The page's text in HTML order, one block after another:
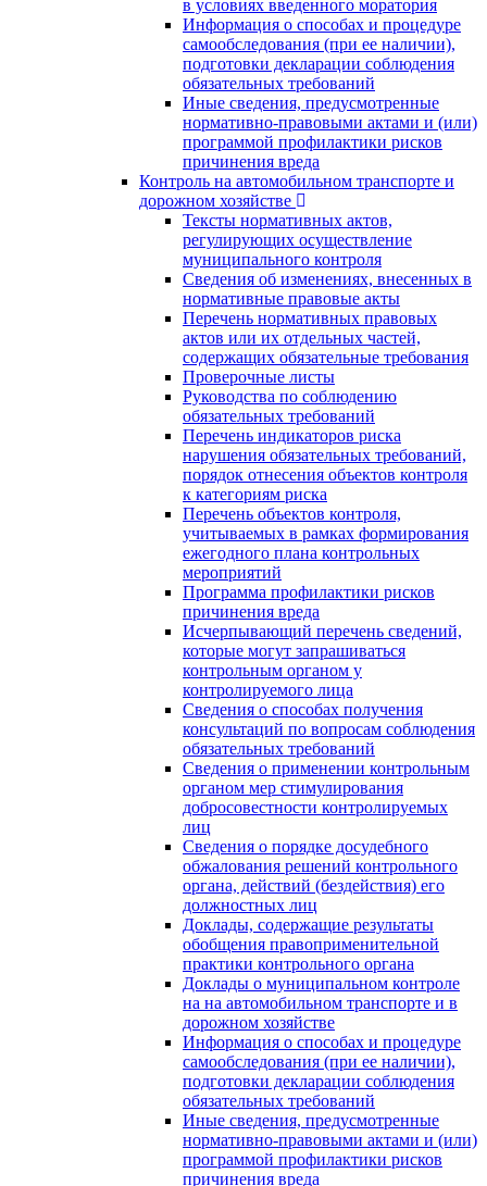
в условиях введенного моратория
Информация о способах и процедуре
самообследования (при ее наличии),
подготовки декларации соблюдения
обязательных требований
Иные сведения, предусмотренные
нормативно-правовыми актами и (или)
программой профилактики рисков
причинения вреда
Контроль на автомобильном транспорте и
дорожном хозяйстве
Тексты нормативных актов,
регулирующих осуществление
муниципального контроля
Сведения об изменениях, внесенных в
нормативные правовые акты
Перечень нормативных правовых
актов или их отдельных частей,
содержащих обязательные требования
Проверочные листы
Руководства по соблюдению
обязательных требований
Перечень индикаторов риска
нарушения обязательных требований,
порядок отнесения объектов контроля
к категориям риска
Перечень объектов контроля,
учитываемых в рамках формирования
ежегодного плана контрольных
мероприятий
Программа профилактики рисков
причинения вреда
Исчерпывающий перечень сведений,
которые могут запрашиваться
контрольным органом у
контролируемого лица
Сведения о способах получения
консультаций по вопросам соблюдения
обязательных требований
Сведения о применении контрольным
органом мер стимулирования
добросовестности контролируемых
лиц
Сведения о порядке досудебного
обжалования решений контрольного
органа, действий (бездействия) его
должностных лиц
Доклады, содержащие результаты
обобщения правоприменительной
практики контрольного органа
Доклады о муниципальном контроле
на на автомобильном транспорте и в
дорожном хозяйстве
Информация о способах и процедуре
самообследования (при ее наличии),
подготовки декларации соблюдения
обязательных требований
Иные сведения, предусмотренные
нормативно-правовыми актами и (или)
программой профилактики рисков
причинения вреда